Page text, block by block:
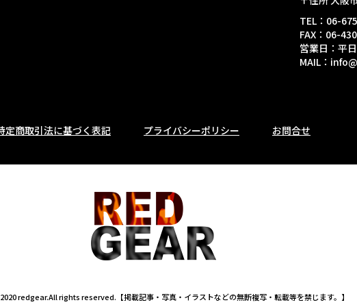
TEL：06-
FAX：06-
営業日：平
MAIL：
定商取引法に基づく表記 プライバシーポリシー お問合せ
redgear.All rights reserved.【掲載記事・写真・イラストなどの無断複写・転載等を禁じます。】